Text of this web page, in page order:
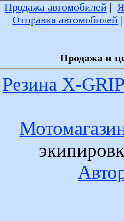
Продажа автомобилей |
Отправка автомобилей
Продажа и
Резина X-GRIP